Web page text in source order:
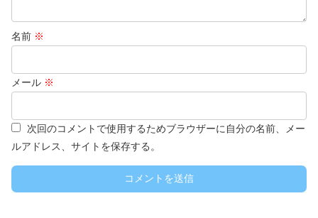
名前 ※
メール ※
次回のコメントで使用するためブラウザーに自分の名前、メー
ルアドレス、サイトを保存する。